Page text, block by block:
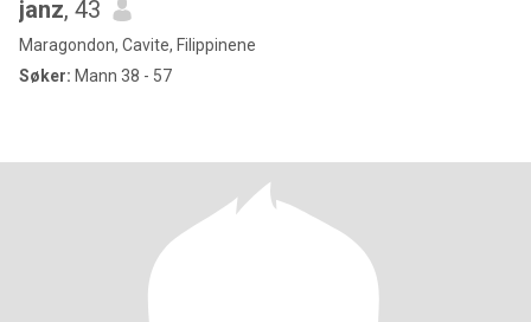
janz, 43
Maragondon, Cavite, Filippinene
Søker: Mann 38 - 57